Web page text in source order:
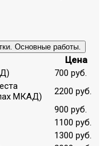
Основные работы.
Цена
700 руб.
МКАД)
2200 руб.
900 руб.
1100 руб.
1300 руб.